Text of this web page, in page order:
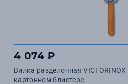
4 074 ₽
Вилка разделочная
картонном блистере